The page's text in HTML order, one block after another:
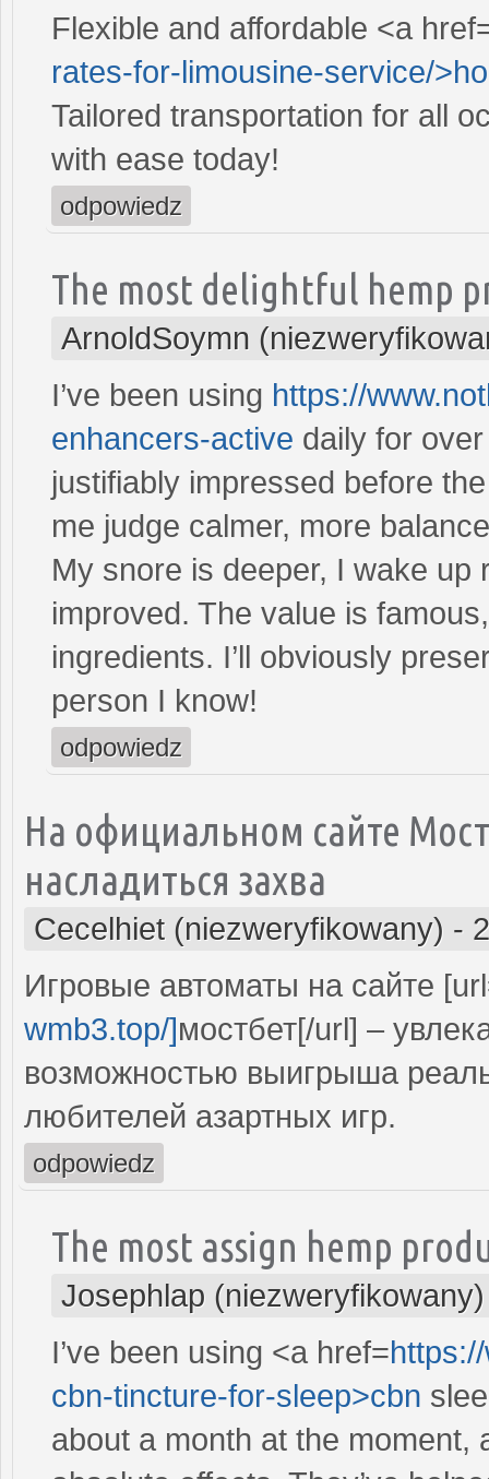
Flexible and affordable <a
rates-for-limousine-service/
Tailored transportation for all
with ease today!
odpowiedz
The most delightful hemp
ArnoldSoymn
I’ve been using https://
enhancers-active daily for
justifiably impressed before
me judge calmer, more
My snore is deeper, I wake
improved. The value is
ingredients. I’ll obviously
person I know!
odpowiedz
На официальном сайте
насладиться захва
Cecelhiet (niezweryfikowany) -
Игровые автоматы на сайте
wmb3.top/]мостбет[/url] –
возможностью выигрыша
любителей азартных игр.
odpowiedz
The most assign hemp
Josephlap (niezweryfikowany)
I’ve been using <a href=
cbn-tincture-for-sleep>cbn
about a month at the moment,